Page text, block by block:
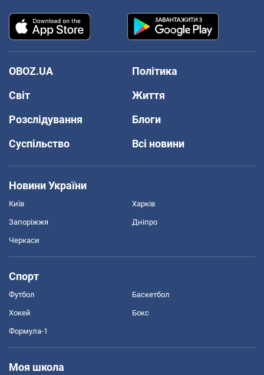
OBOZ.UA
Політика
Світ
Життя
Розслідування
Блоги
Суспільство
Всі новини
Новини України
Київ Харків
Запоріжжя Дніпро
Черкаси
Спорт
Футбол Баскетбол
Хокей Бокс
Формула-1
Моя школа